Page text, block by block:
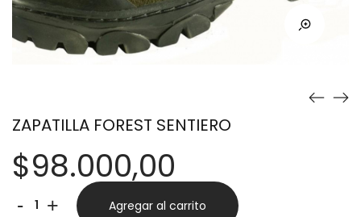
ZAPATILLA FOREST SENTIERO
$98.000,00
-ZAPATILLA
+ Agregar al carrito